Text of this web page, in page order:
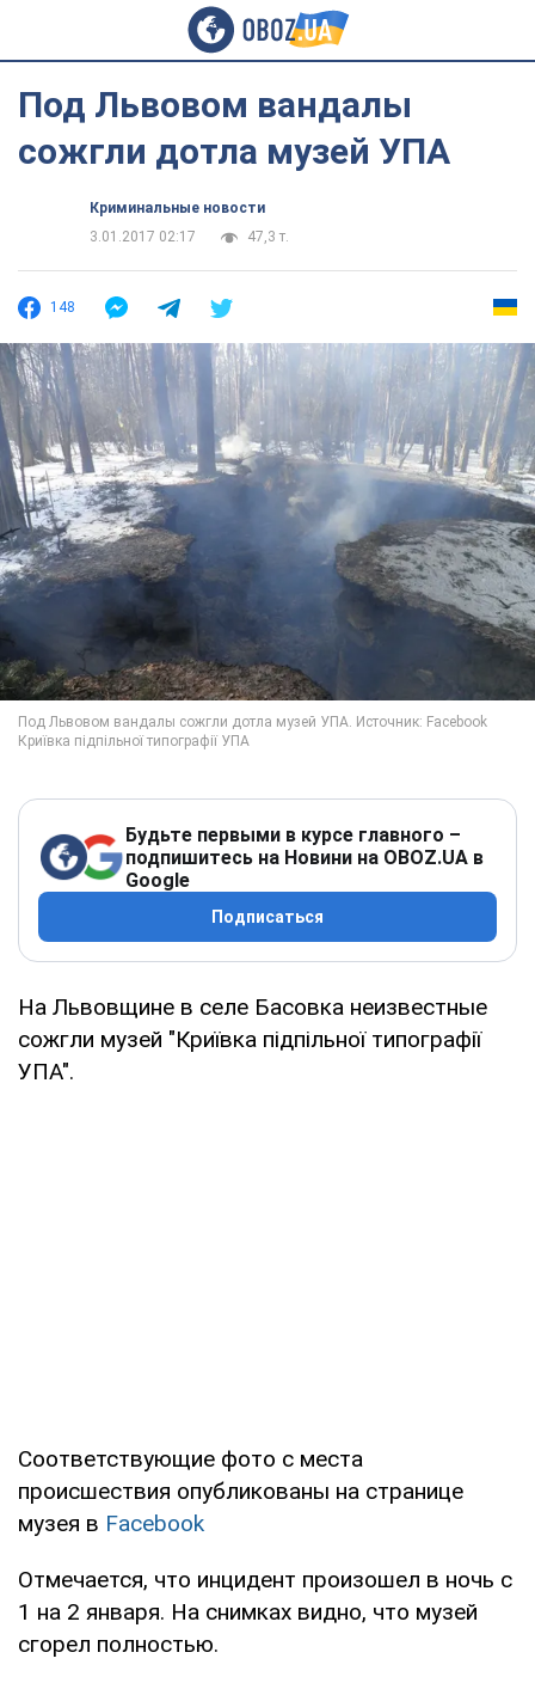
Под Львовом вандалы
сожгли дотла музей УПА
Криминальные новости
3.01.2017 02:17
47,3 т.
148
Будьте первыми в курсе главного –
подпишитесь на Новини на OBOZ.UA в
Google
Подписаться
На Львовщине в селе Басовка неизвестные
сожгли музей "Криївка підпільної типографії
УПА".
Соответствующие фото с места
происшествия опубликованы на странице
музея в Facebook
Отмечается, что инцидент произошел в ночь с
1 на 2 января. На снимках видно, что музей
сгорел полностью.